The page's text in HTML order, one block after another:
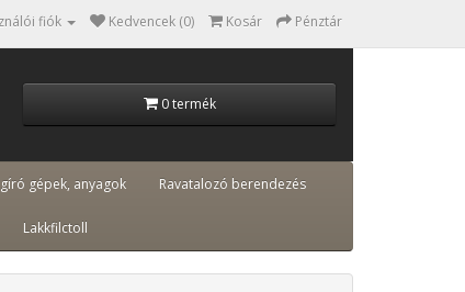
fiók Kedvencek (0) Kosár Pénztár
0 termék
gépek, anyagok Ravatalozó berendezés
Lakkfilctoll